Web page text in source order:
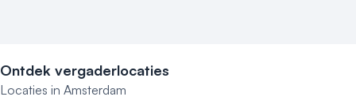
Ontdek vergaderlocaties
Locaties in Amsterdam